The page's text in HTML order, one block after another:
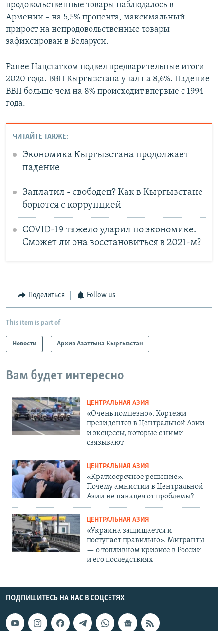
продовольственные товары наблюдалось в
Армении – на 5,5% процента, максимальный
прирост на непродовольственные товары
зафиксирован в Беларуси.
Ранее Нацстатком подвел предварительные итоги
2020 года. ВВП Кыргызстана упал на 8,6%. Падение
ВВП больше чем на 8% происходит впервые с 1994
года.
ЧИТАЙТЕ ТАКЖЕ:
Экономика Кыргызстана продолжает
падение
Заплатил - свободен? Как в Кыргызстане
борются с коррупцией
COVID-19 тяжело ударил по экономике.
Сможет ли она восстановиться в 2021-м?
Поделиться Follow us
This item is part of
Новости Архив Азаттыка Кыргызстан
Вам будет интересно
ЦЕНТРАЛЬНАЯ АЗИЯ
«Очень помпезно». Кортежи
президентов в Центральной Азии
и эксцессы, которые с ними
связывают
ЦЕНТРАЛЬНАЯ АЗИЯ
«Краткосрочное решение».
Почему амнистии в Центральной
Азии не панацея от проблемы?
ЦЕНТРАЛЬНАЯ АЗИЯ
«Украина защищается и
поступает правильно». Мигранты
— о топливном кризисе в России
и его последствиях
ПОДПИШИТЕСЬ НА НАС В СОЦСЕТЯХ